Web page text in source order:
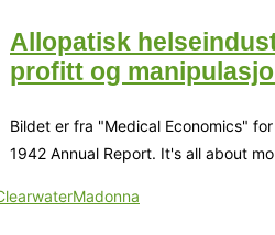
Allopatisk
profitt og
Bildet er fra "Medical Economics"
1942 Annual Report. It's all about